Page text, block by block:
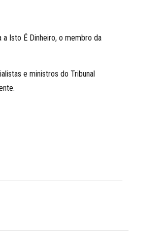
a Isto É Dinheiro, o membro da
e ministros do Tribunal